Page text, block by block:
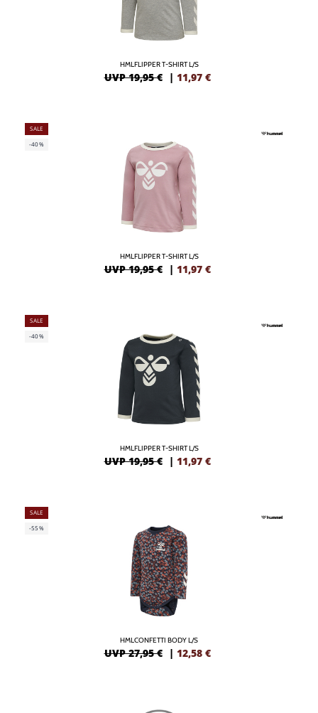
HMLFLIPPER T-SHIRT L/S
UVP 19,95 € | 11,97 €
SALE
-40%
HMLFLIPPER T-SHIRT L/S
UVP 19,95 € | 11,97 €
SALE
-40%
HMLFLIPPER T-SHIRT L/S
UVP 19,95 € | 11,97 €
SALE
-55%
HMLCONFETTI BODY L/S
UVP 27,95 € | 12,58 €